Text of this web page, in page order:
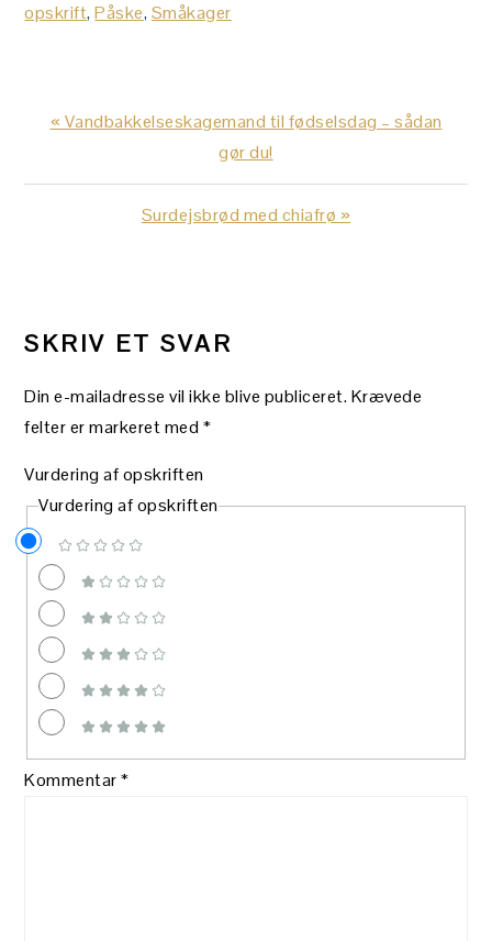
opskrift,Påske, Småkager
Previous
« Vandbakkelseskagemand til fødselsdag – sådan
gør du!
Next
Surdejsbrød med chiafrø »
SKRIV ET SVAR
Din e-mailadresse vil ikke blive publiceret.Krævede
felter er markeret med *
Vurdering af opskriften
Vurdering af opskriften
Kommentar*